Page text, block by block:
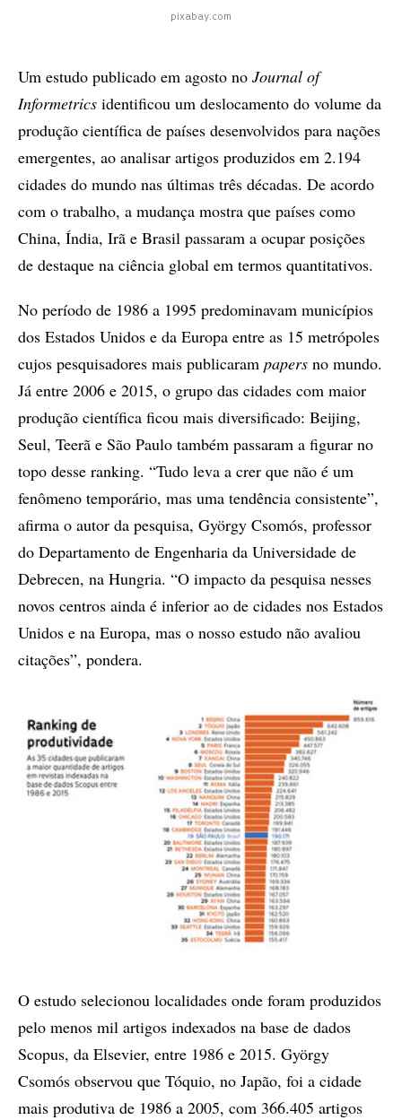
pixabay.com
Um estudo publicado em agosto no Journal of
Informetrics identificou um deslocamento do volume da
produção científica de países desenvolvidos para nações
emergentes, ao analisar artigos produzidos em 2.194
cidades do mundo nas últimas três décadas. De acordo
com o trabalho, a mudança mostra que países como
China, Índia, Irã e Brasil passaram a ocupar posições
de destaque na ciência global em termos quantitativos.
No período de 1986 a 1995 predominavam municípios
dos Estados Unidos e da Europa entre as 15 metrópoles
cujos pesquisadores mais publicaram papers no mundo.
Já entre 2006 e 2015, o grupo das cidades com maior
produção científica ficou mais diversificado: Beijing,
Seul, Teerã e São Paulo também passaram a figurar no
topo desse ranking. “Tudo leva a crer que não é um
fenômeno temporário, mas uma tendência consistente”,
afirma o autor da pesquisa, György Csomós, professor
do Departamento de Engenharia da Universidade de
Debrecen, na Hungria. “O impacto da pesquisa nesses
novos centros ainda é inferior ao de cidades nos Estados
Unidos e na Europa, mas o nosso estudo não avaliou
citações”, pondera.
O estudo selecionou localidades onde foram produzidos
pelo menos mil artigos indexados na base de dados
Scopus, da Elsevier, entre 1986 e 2015. György
Csomós observou que Tóquio, no Japão, foi a cidade
mais produtiva de 1986 a 2005, com 366.405 artigos